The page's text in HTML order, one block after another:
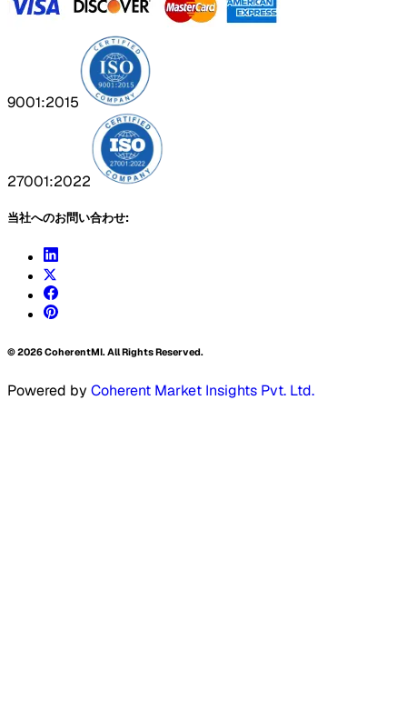
9001:2015
27001:2022
当社へのお問い合わせ:
©2026CoherentMI. All Rights Reserved.
Powered by Coherent Market Insights Pvt. Ltd.